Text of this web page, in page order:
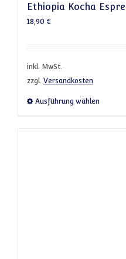
Ethiopia Kocha
18,90 €
inkl. MwSt.
zzgl. Versandkosten
Ausführung wählen